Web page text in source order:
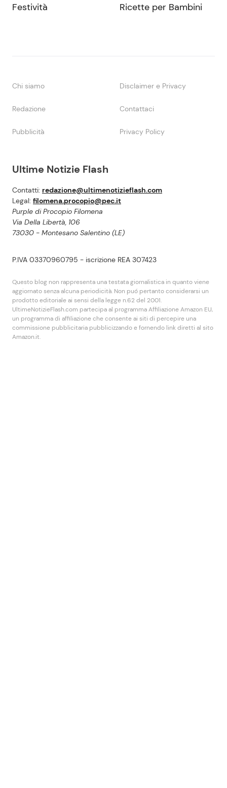
Ultime Notizie Flash
Contatti: redazione@ultimenotizieflash.com
Legal: filomena.procopio@pec.it
Purple di Procopio Filomena
Via Della Libertà, 106
73030 - Montesano Salentino (LE)
P.IVA 03370960795 - iscrizione REA 307423
Questo blog non rappresenta una testata giornalistica in quanto viene
aggiornato senza alcuna periodicità. Non puó pertanto considerarsi un
prodotto editoriale ai sensi della legge n.62 del 2001.
UltimeNotizieFlash.com partecipa al programma Affiliazione Amazon EU,
un programma di affiliazione che consente ai siti di percepire una
commissione pubblicitaria pubblicizzando e fornendo link diretti al sito
Amazon.it.
Festività Ricette per Bambini
Chi siamo Disclaimer e Privacy
Redazione Contattaci
Pubblicità Privacy Policy